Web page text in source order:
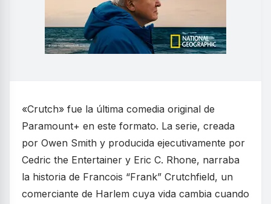
«Crutch» fue la última comedia original de
Paramount+ en este formato. La serie, creada
por Owen Smith y producida ejecutivamente por
Cedric the Entertainer y Eric C. Rhone, narraba
la historia de Francois “Frank” Crutchfield, un
comerciante de Harlem cuya vida cambia cuando